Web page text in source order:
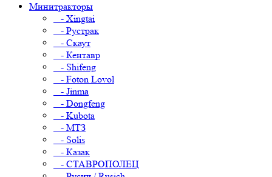
Минитракторы
- Xingtai
- Рустрак
- Скаут
- Кентавр
- Shifeng
- Foton Lovol
- Jinma
- Dongfeng
- Kubota
- МТЗ
- Solis
- Казак
- СТАВРОПОЛЕЦ